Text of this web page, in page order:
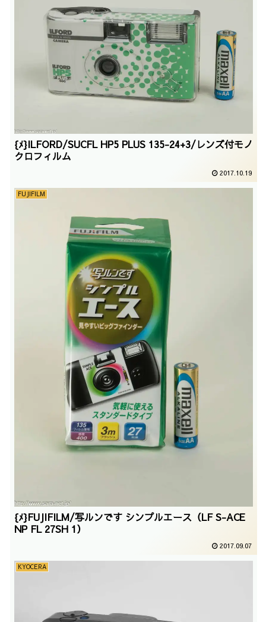
{ﾒ}ILFORD/SUCFL HP5 PLUS 135-24+3/レンズ付モノ
クロフィルム
2017.10.19
FUJIFILM
{ﾒ}FUJIFILM/写ルンです シンプルエース（LF S-ACE
NP FL 27SH 1）
2017.09.07
KYOCERA